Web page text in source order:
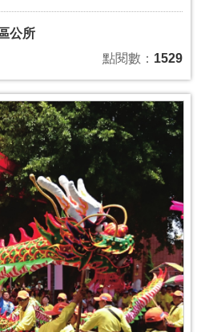
公所
點閱數： 1529